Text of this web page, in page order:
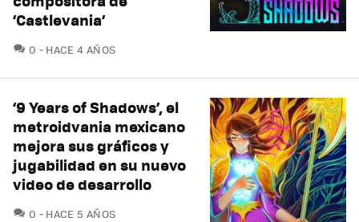
‘Castlevania’
0 COMENTARIOS
HACE 4 AÑOS
‘9 Years of Shadows’, el
metroidvania mexicano
mejora sus gráficos y
jugabilidad en su nuevo
video de desarrollo
0 COMENTARIOS
HACE 5 AÑOS